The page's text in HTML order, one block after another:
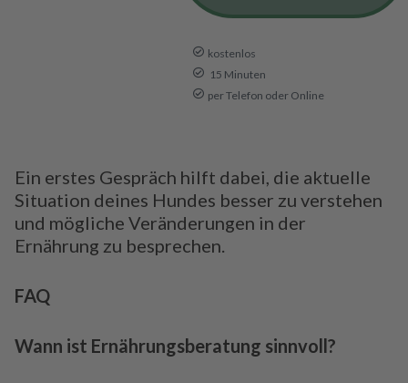
kostenlos
15 Minuten
per Telefon oder Online
Ein erstes Gespräch hilft dabei, die aktuelle
Situation deines Hundes besser zu verstehen
und mögliche Veränderungen in der
Ernährung zu besprechen.
FAQ
Wann ist Ernährungsberatung sinnvoll?